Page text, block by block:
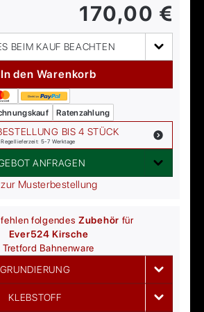
170,00 €
BEIM KAUF BEACHTEN
In den Warenkorb
Ratenzahlung
BIS 4 STÜCK
Regellieferzeit: 5-7 Werktage
ANFRAGEN
Musterbestellung
folgendesZubehör für
Ever524 Kirsche
Tretford Bahnenware
GRUNDIERUNG
KLEBSTOFF